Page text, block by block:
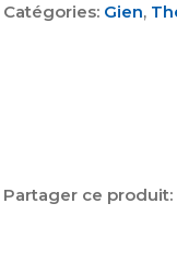
Catégories: Gien,
Partager ce produit: